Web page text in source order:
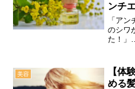
ンチ
「ア
のシワ
た！」
る口
もの
思い
段」
美容
【体
める